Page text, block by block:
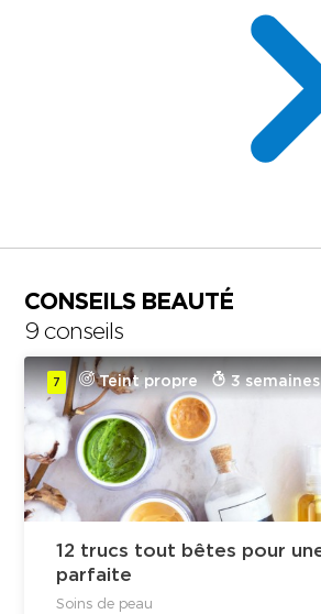
CONSEILS BEAUTÉ
9 conseils
7 Teint propre 3 semaines
12 trucs tout bêtes pour
parfaite
Soins de peau